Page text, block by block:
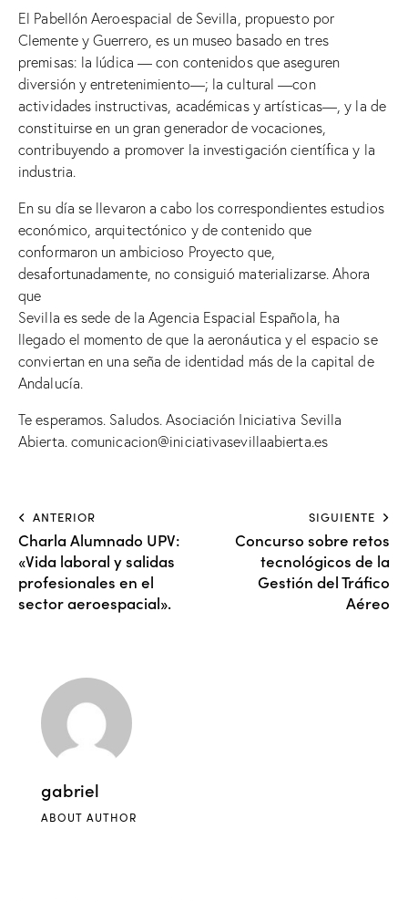
El Pabellón Aeroespacial de Sevilla, propuesto por
Clemente y Guerrero, es un museo basado en tres
premisas: la lúdica — con contenidos que aseguren
diversión y entretenimiento—; la cultural —con
actividades instructivas, académicas y artísticas—, y la de
constituirse en un gran generador de vocaciones,
contribuyendo a promover la investigación científica y la
industria.
En su día se llevaron a cabo los correspondientes estudios
económico, arquitectónico y de contenido que
conformaron un ambicioso Proyecto que,
desafortunadamente, no consiguió materializarse. Ahora
que
Sevilla es sede de la Agencia Espacial Española, ha
llegado el momento de que la aeronáutica y el espacio se
conviertan en una seña de identidad más de la capital de
Andalucía.
Te esperamos. Saludos. Asociación Iniciativa Sevilla
Abierta. comunicacion@iniciativasevillaabierta.es
ANTERIOR
Charla Alumnado UPV:
«Vida laboral y salidas
profesionales en el
sector aeroespacial».
SIGUIENTE
Concurso sobre retos
tecnológicos de la
Gestión del Tráfico
Aéreo
gabriel
ABOUT AUTHOR